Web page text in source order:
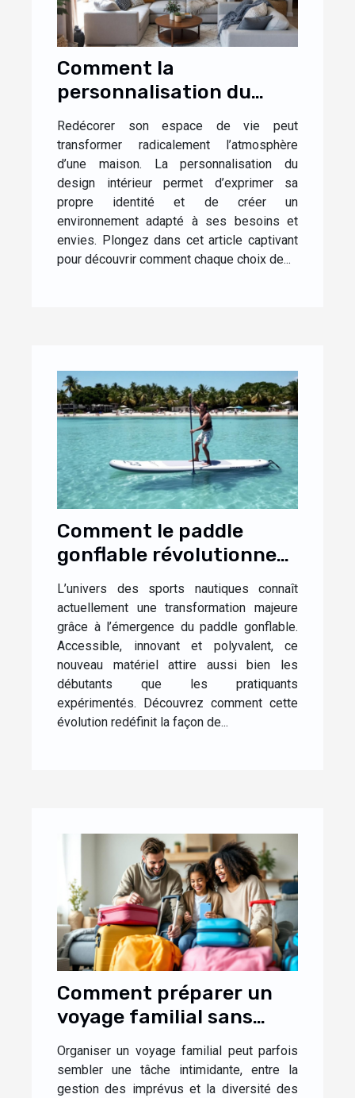
Comment la
personnalisation du
design influence-t-elle
l'ambiance de votre
maison ?
Redécorer son espace de vie peut
transformer radicalement l’atmosphère
d’une maison. La personnalisation du
design intérieur permet d’exprimer sa
propre identité et de créer un
environnement adapté à ses besoins et
envies. Plongez dans cet article captivant
pour découvrir comment chaque choix de...
Comment le paddle
gonflable révolutionne-
t-il les sports nautiques
?
L’univers des sports nautiques connaît
actuellement une transformation majeure
grâce à l’émergence du paddle gonflable.
Accessible, innovant et polyvalent, ce
nouveau matériel attire aussi bien les
débutants que les pratiquants
expérimentés. Découvrez comment cette
évolution redéfinit la façon de...
Comment préparer un
voyage familial sans
stress ?
Organiser un voyage familial peut parfois
sembler une tâche intimidante, entre la
gestion des imprévus et la diversité des